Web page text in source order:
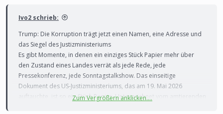
Ivo2 schrieb:
Trump: Die Korruption trägt jetzt einen Namen, eine Adresse und
das Siegel des Justizministeriums
Es gibt Momente, in denen ein einziges Stück Papier mehr über
den Zustand eines Landes verrät als jede Rede, jede
Pressekonferenz, jede Sonntagstalkshow. Das einseitige
Dokument des US-Justizministeriums, das am 19. Mai 2026
auftauchte, ist so ein Stück Papier. Unterzeichnet vom amtierenden
Zum Vergrößern anklicken....